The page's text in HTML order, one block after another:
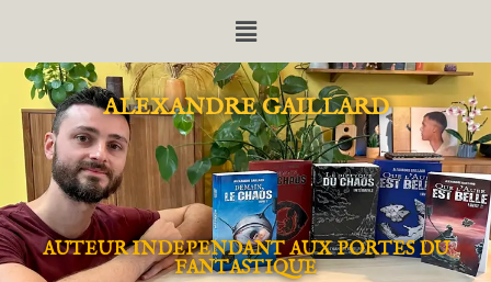
ALEXANDRE GAILLARD
AUTEUR INDEPENDANT AUX PORTES DU
FANTASTIQUE